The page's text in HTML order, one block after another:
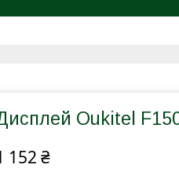
Oukitel
152 ₴